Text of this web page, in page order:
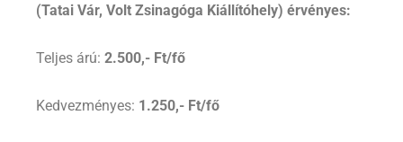
(Tatai Vár, Volt Zsinagóga Kiállítóhely) érvényes:
Teljes árú: 2.500,- Ft/fő
Kedvezményes: 1.250,- Ft/fő